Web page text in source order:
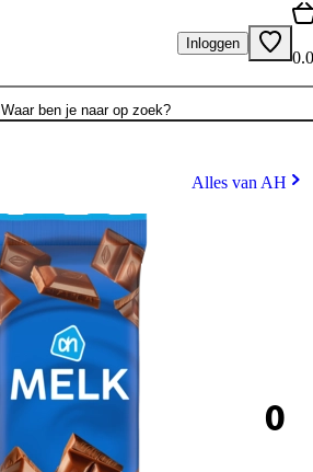
Inloggen
Waar ben je naar op zoek?
Alles van AH
0